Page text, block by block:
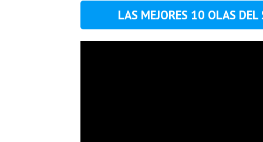
LAS MEJORES 10 OLAS